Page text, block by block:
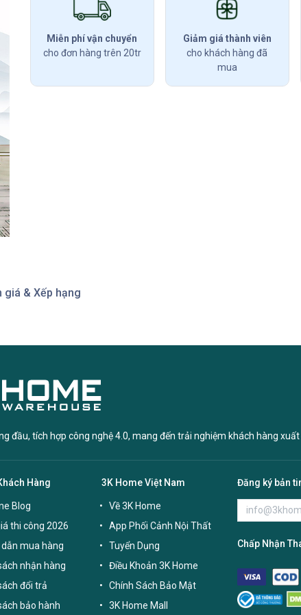
Miễn phí vận chuyển
cho đơn hàng trên 20tr
Giảm giá thành viên
cho khách hàng đã
mua
giá & Xếp hạng
đầu, tích hợp công nghệ 4.0, mang đến trải nghiệm khách hàng xuất
Hàng
Blog
thi công 2026
dẫn mua hàng
nhận hàng
đổi trả
bảo hành
3K Home Việt Nam
Về 3K Home
App Phối Cảnh Nội Thất
Tuyển Dụng
Điều Khoản 3K Home
Chính Sách Bảo Mật
3K Home Mall
Đăng ký bản
Chấp Nhận